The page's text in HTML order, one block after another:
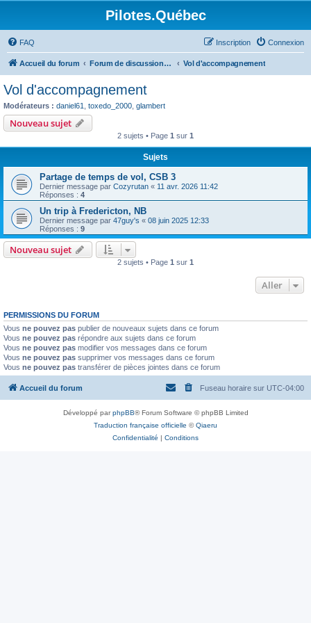
Pilotes.Québec
FAQ Connexion
Inscription
Accueil du forum Forum de discussions sur l'aviation générale Vol d'accompagnement
Vol d'accompagnement
Modérateurs : daniel61 toxedo_2000 glambert
Nouveau sujet
2 sujets • Page 1 sur 1
Sujets
Partage de temps de vol, CSB 3
Dernier message par Cozyrutan « 11 avr. 2026 11:42
Réponses : 4
Un trip à Fredericton, NB
Dernier message par 47guy's « 08 juin 2025 12:33
Réponses : 9
Nouveau sujet
2 sujets • Page 1 sur 1
Aller
PERMISSIONS DU FORUM
Vous ne pouvez pas publier de nouveaux sujets dans ce forum
Vous ne pouvez pas répondre aux sujets dans ce forum
Vous ne pouvez pas modifier vos messages dans ce forum
Vous ne pouvez pas supprimer vos messages dans ce forum
Vous ne pouvez pas transférer de pièces jointes dans ce forum
Accueil du forum Fuseau horaire sur UTC-04:00
Développé parphpBB® Forum Software © phpBB Limited
Traduction française officielle ©Qiaeru
Confidentialité | Conditions